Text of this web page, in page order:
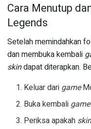
Cara Menutup
Legends
Setelah memindahkan
dan membuka kembali
skindapat diterapkan.
Keluar dari game
Buka kembali game
Periksa apakah